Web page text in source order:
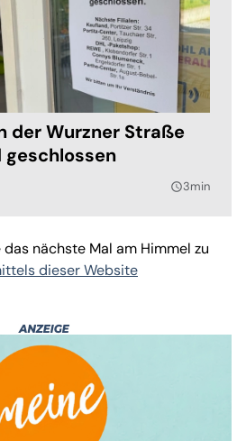
der Wurzner Straße
query_builder3min
nächste Mal am Himmel zu
dieser Website